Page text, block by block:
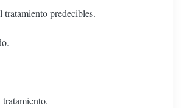
predecibles.